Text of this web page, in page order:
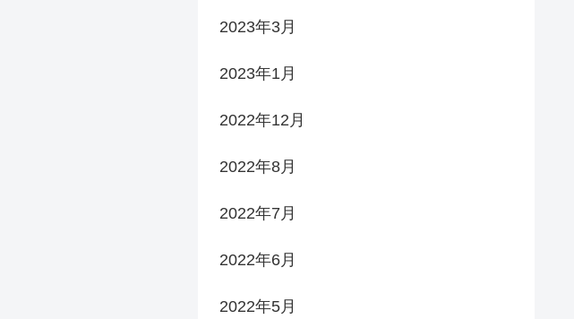
2023年3月
2023年1月
2022年12月
2022年8月
2022年7月
2022年6月
2022年5月